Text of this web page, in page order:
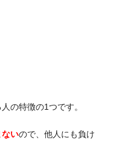
の特徴の1つです。
ないので、他人にも負け